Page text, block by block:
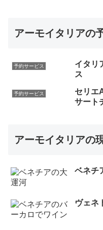
アーモイタリアの
予約サービス
イタリ
ス
予約サービス
セリエ
サート
アーモイタリアの
ベネチ
ヴェネ